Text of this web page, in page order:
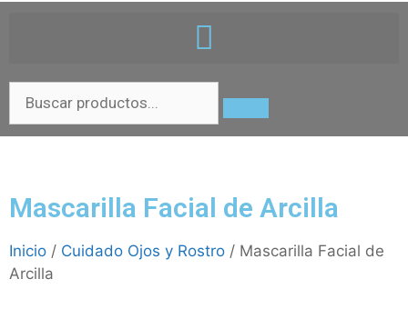
Mascarilla Facial de Arcilla
Inicio / Cuidado Ojos y Rostro / Mascarilla Facial de
Arcilla